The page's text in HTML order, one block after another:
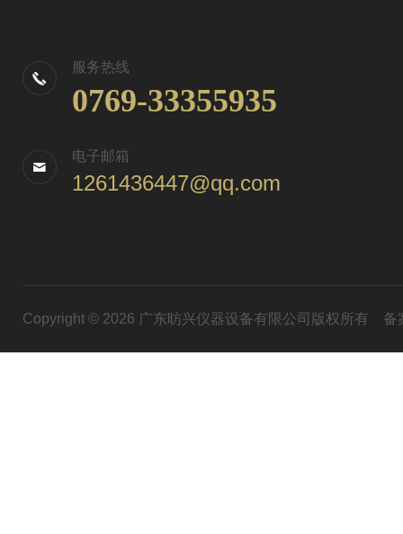
服务热线
0769-33355935
电子邮箱
1261436447@qq.com
Copyright © 2026 广东昉兴仪器设备有限公司版权所有 备